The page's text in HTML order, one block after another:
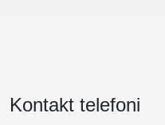
Kontakt telefoni